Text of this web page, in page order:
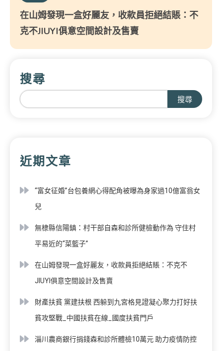
在山姆發現一盒好麗友，收款員拒絕結賬：不
克不JIUYI俱意空間設計及售賣
搜尋
搜尋
近期文章
“富女征婚”台包養網心得配角被曝為身家過10億富翁女
兒
無棣縣信陽鎮：村干部自森和診所健檢動作為 守住村
平易近的“菜籃子”
在山姆發現一盒好麗友，收款員拒絕結賬：不克不
JIUYI俱意空間設計及售賣
財產扶貧 黨建扶根 西躲到九宮格見證凝心聚力打好扶
貧攻堅戰_中國扶貧在線_國度扶貧門戶
淄川農商銀行捐錢森和診所體檢10萬元 助力疫情防控